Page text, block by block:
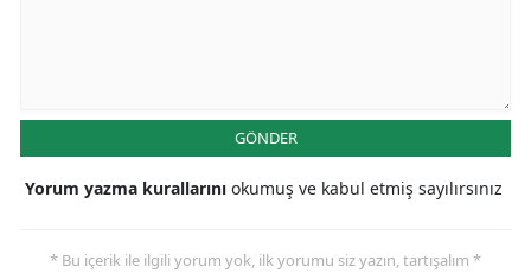
GÖNDER
Yorum yazma kurallarını okumuş ve kabul etmiş sayılırsınız
* Bu içerik ile ilgili yorum yok, ilk yorumu siz yazın, tartışalım *